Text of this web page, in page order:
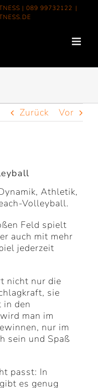
| 089 99732122 |
Zurück Vor
Athletik,
Volleyball.
Feld spielt
auch mit mehr
jederzeit
nicht nur die
sie
in den
man im
nur im
sein und Spaß
passt: In
es genug